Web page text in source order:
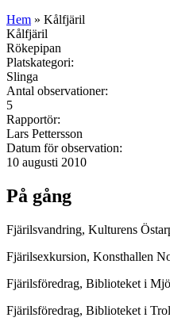
Hem » Kålfjäril
Kålfjäril
Rökepipan
Platskategori:
Slinga
Antal observationer:
5
Rapportör:
Lars Pettersson
Datum för observation:
10 augusti 2010
På gång
Fjärilsvandring, Kulturens
Fjärilsexkursion, Konsthallen
Fjärilsföredrag, Biblioteket i
Fjärilsföredrag, Biblioteket i